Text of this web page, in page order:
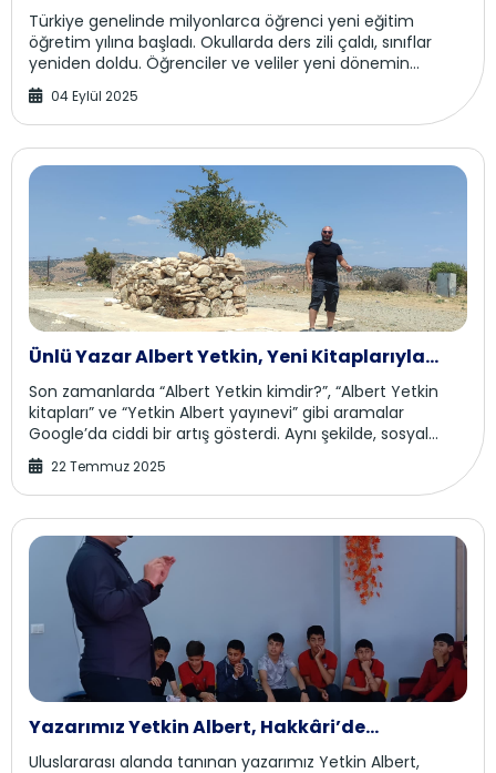
Başladı
Türkiye genelinde milyonlarca öğrenci yeni eğitim
öğretim yılına başladı. Okullarda ders zili çaldı, sınıflar
yeniden doldu. Öğrenciler ve veliler yeni dönemin
heyecanını yaşıyor. Eğitim kurumları, bi...
04 Eylül 2025
Ünlü Yazar Albert Yetkin, Yeni Kitaplarıyla
Dikkatleri Üzerine Çekiyor
Son zamanlarda “Albert Yetkin kimdir?”, “Albert Yetkin
kitapları” ve “Yetkin Albert yayınevi” gibi aramalar
Google’da ciddi bir artış gösterdi. Aynı şekilde, sosyal
medyada paylaşılan alıntılar ve oku...
22 Temmuz 2025
Yazarımız Yetkin Albert, Hakkâri’de
Okurlarıyla Buluştu
Uluslararası alanda tanınan yazarımız Yetkin Albert,